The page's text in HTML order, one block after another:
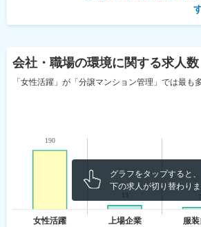
会社・職場の環境に関する求人数
「女性活躍」が「分譲マンション管理」では最も
グラフをタップすると、
下の求人が切り替わりま